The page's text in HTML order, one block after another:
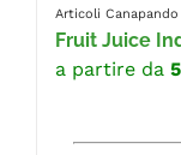
Articoli Canapando
Fruit Juice
a partire da